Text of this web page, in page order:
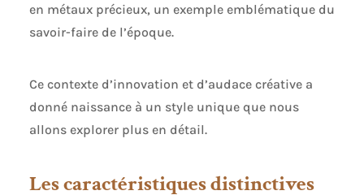
en métaux précieux, un exemple emblématique du
savoir-faire de l’époque.
Ce contexte d’innovation et d’audace créative a
donné naissance à un style unique que nous
allons explorer plus en détail.
Les caractéristiques distinctives